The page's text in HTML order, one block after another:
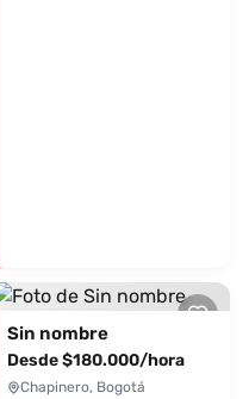
Sin nombre
Desde $180.000/hora
Chapinero, Bogotá